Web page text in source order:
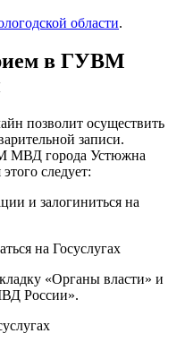
области.
в ГУВМ
позволит осуществить
записи.
МВД города Устюжна
следует:
и залогиниться на
«Органы власти» и
России».